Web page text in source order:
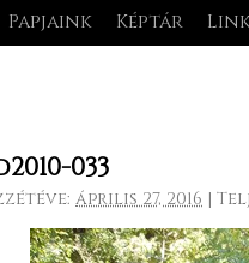
Papjaink Képtár
033
április 27, 2016 |